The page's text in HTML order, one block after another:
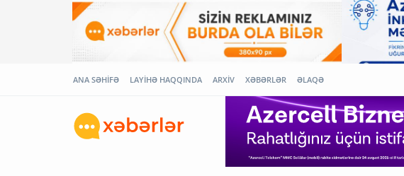
ANA SƏHİFƏ LAYİHƏ HAQQINDA ARXİV XƏBƏRLƏR ƏLAQƏ